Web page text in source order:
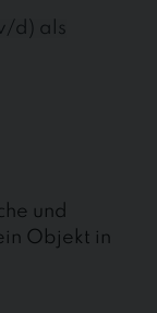
d) als
und
Objekt in